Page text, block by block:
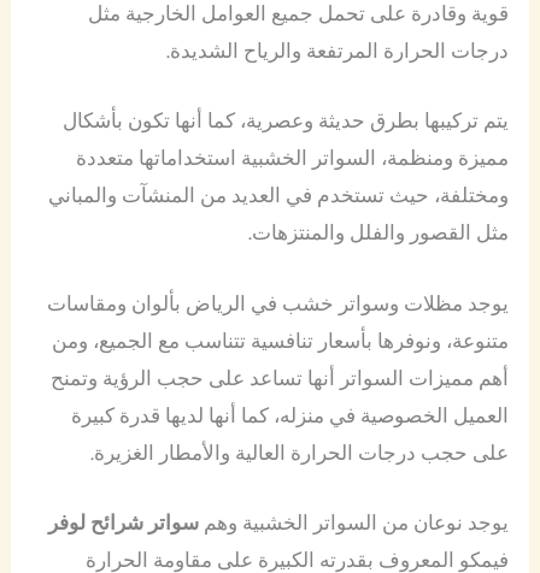
قوية وقادرة على تحمل جميع العوامل الخارجية مثل
درجات الحرارة المرتفعة والرياح الشديدة.
يتم تركيبها بطرق حديثة وعصرية، كما أنها تكون بأشكال
مميزة ومنظمة، السواتر الخشبية استخداماتها متعددة
ومختلفة، حيث تستخدم في العديد من المنشآت والمباني
مثل القصور والفلل والمنتزهات.
يوجد مظلات وسواتر خشب في الرياض بألوان ومقاسات
متنوعة، ونوفرها بأسعار تنافسية تتناسب مع الجميع، ومن
أهم مميزات السواتر أنها تساعد على حجب الرؤية وتمنح
العميل الخصوصية في منزله، كما أنها لديها قدرة كبيرة
على حجب درجات الحرارة العالية والأمطار الغزيرة.
يوجد نوعان من السواتر الخشبية وهمسواتر شرائح لوفر
فيمكو المعروف بقدرته الكبيرة على مقاومة الحرارة